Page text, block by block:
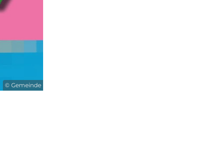
© Gemeinde